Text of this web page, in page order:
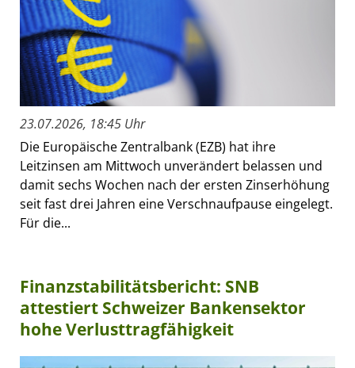
23.07.2026, 18:45 Uhr
Die Europäische Zentralbank (EZB) hat ihre
Leitzinsen am Mittwoch unverändert belassen und
damit sechs Wochen nach der ersten Zinserhöhung
seit fast drei Jahren eine Verschnaufpause eingelegt.
Für die...
Finanzstabilitätsbericht: SNB
attestiert Schweizer Bankensektor
hohe Verlusttragfähigkeit